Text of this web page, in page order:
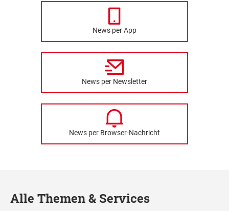
News per App
News per Newsletter
News per Browser-Nachricht
Alle Themen & Services